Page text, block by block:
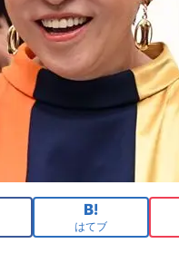
はてブ